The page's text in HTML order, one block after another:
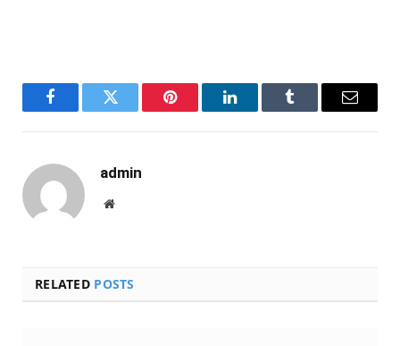
FacebookTwitter Pinterest LinkedInTumblr Email
admin
Website
RELATED POSTS